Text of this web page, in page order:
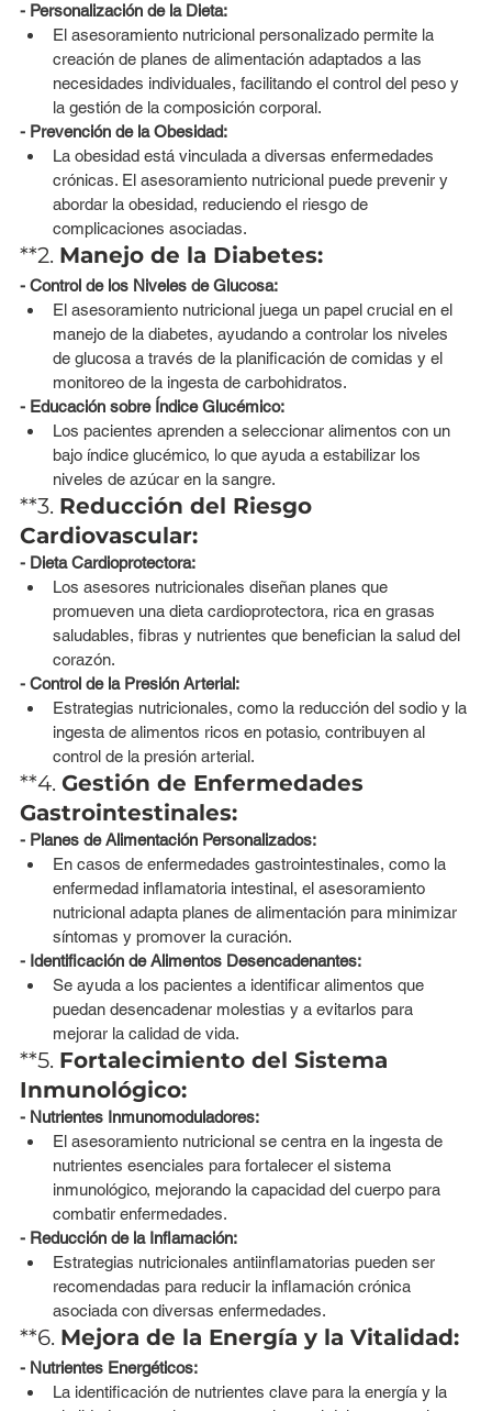
- Personalización de la Dieta:
El asesoramiento nutricional personalizado permite la
creación de planes de alimentación adaptados a las
necesidades individuales, facilitando el control del peso y
la gestión de la composición corporal.
- Prevención de la Obesidad:
La obesidad está vinculada a diversas enfermedades
crónicas. El asesoramiento nutricional puede prevenir y
abordar la obesidad, reduciendo el riesgo de
complicaciones asociadas.
**2. Manejo de la Diabetes:
- Control de los Niveles de Glucosa:
El asesoramiento nutricional juega un papel crucial en el
manejo de la diabetes, ayudando a controlar los niveles
de glucosa a través de la planificación de comidas y el
monitoreo de la ingesta de carbohidratos.
- Educación sobre Índice Glucémico:
Los pacientes aprenden a seleccionar alimentos con un
bajo índice glucémico, lo que ayuda a estabilizar los
niveles de azúcar en la sangre.
**3. Reducción del Riesgo
Cardiovascular:
- Dieta Cardioprotectora:
Los asesores nutricionales diseñan planes que
promueven una dieta cardioprotectora, rica en grasas
saludables, fibras y nutrientes que benefician la salud del
corazón.
- Control de la Presión Arterial:
Estrategias nutricionales, como la reducción del sodio y la
ingesta de alimentos ricos en potasio, contribuyen al
control de la presión arterial.
**4. Gestión de Enfermedades
Gastrointestinales:
- Planes de Alimentación Personalizados:
En casos de enfermedades gastrointestinales, como la
enfermedad inflamatoria intestinal, el asesoramiento
nutricional adapta planes de alimentación para minimizar
síntomas y promover la curación.
- Identificación de Alimentos Desencadenantes:
Se ayuda a los pacientes a identificar alimentos que
puedan desencadenar molestias y a evitarlos para
mejorar la calidad de vida.
**5. Fortalecimiento del Sistema
Inmunológico:
- Nutrientes Inmunomoduladores:
El asesoramiento nutricional se centra en la ingesta de
nutrientes esenciales para fortalecer el sistema
inmunológico, mejorando la capacidad del cuerpo para
combatir enfermedades.
- Reducción de la Inflamación:
Estrategias nutricionales antiinflamatorias pueden ser
recomendadas para reducir la inflamación crónica
asociada con diversas enfermedades.
**6. Mejora de la Energía y la Vitalidad:
- Nutrientes Energéticos:
La identificación de nutrientes clave para la energía y la